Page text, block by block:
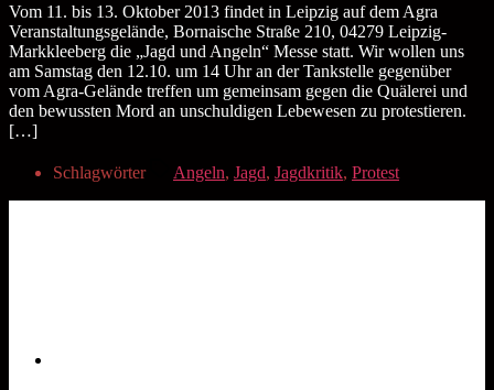
Vom 11. bis 13. Oktober 2013 findet in Leipzig auf dem Agra
Veranstaltungsgelände, Bornaische Straße 210, 04279 Leipzig-
Markkleeberg die „Jagd und Angeln“ Messe statt. Wir wollen uns
am Samstag den 12.10. um 14 Uhr an der Tankstelle gegenüber
vom Agra-Gelände treffen um gemeinsam gegen die Quälerei und
den bewussten Mord an unschuldigen Lebewesen zu protestieren.
[…]
Schlagwörter Angeln, Jagd, Jagdkritik, Protest